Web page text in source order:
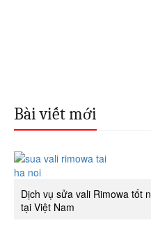
Bài viết mới
Dịch vụ sửa vali Rimowa tốt
tại Việt Nam